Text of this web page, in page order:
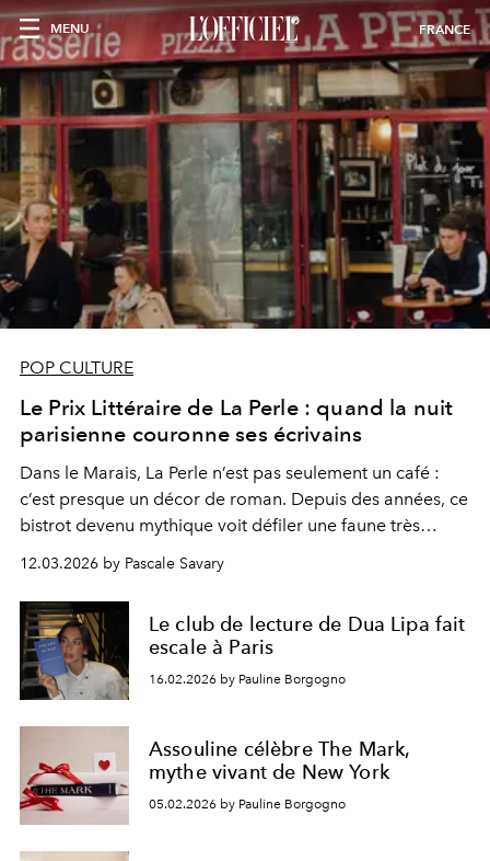
MENU FRANCE
POP CULTURE
Le Prix Littéraire de La Perle : quand la nuit
parisienne couronne ses écrivains
Dans le Marais, La Perle n’est pas seulement un café :
c’est presque un décor de roman. Depuis des années, ce
bistrot devenu mythique voit défiler une faune très
parisienne — écrivains insomniaques, cinéastes en pause,
stylistes au bout du rouleau, acteurs, ribambelles de
cool kids en tout genre et noctambules célèbres.
12.03.2026 by Pascale Savary
Le club de lecture de Dua Lipa fait
escale à Paris
16.02.2026 by Pauline Borgogno
Assouline célèbre The Mark,
mythe vivant de New York
05.02.2026 by Pauline Borgogno